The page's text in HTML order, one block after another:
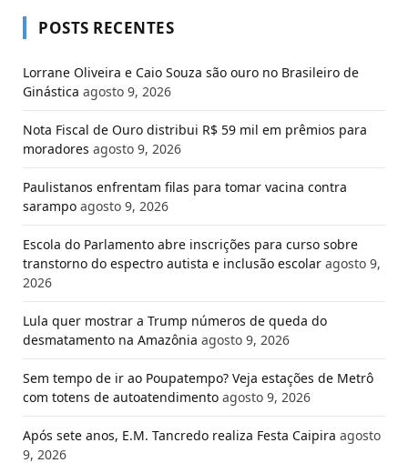
POSTS RECENTES
Lorrane Oliveira e Caio Souza são ouro no Brasileiro de
Ginástica agosto 9, 2026
Nota Fiscal de Ouro distribui R$ 59 mil em prêmios para
moradores agosto 9, 2026
Paulistanos enfrentam filas para tomar vacina contra
sarampo agosto 9, 2026
Escola do Parlamento abre inscrições para curso sobre
transtorno do espectro autista e inclusão escolar agosto 9,
2026
Lula quer mostrar a Trump números de queda do
desmatamento na Amazônia agosto 9, 2026
Sem tempo de ir ao Poupatempo? Veja estações de Metrô
com totens de autoatendimento agosto 9, 2026
Após sete anos, E.M. Tancredo realiza Festa Caipira agosto
9, 2026